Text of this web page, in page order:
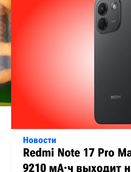
Новости
Redmi Note 17 Pro
9210 мА·ч выходит